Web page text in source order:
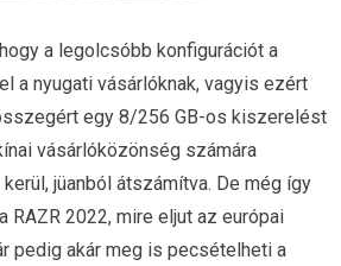
a legolcsóbb konfigurációt a
a nyugati vásárlóknak, vagyis ezért
egy 8/256 GB-os kiszerelést
vásárlóközönség számára
jüanból átszámítva. De még így
RAZR 2022, mire eljut az európai
pedig akár meg is pecsételheti a